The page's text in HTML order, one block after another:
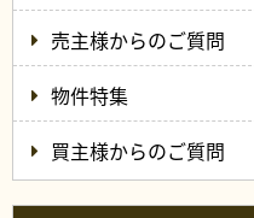
売主様からのご質問
物件特集
買主様からのご質問